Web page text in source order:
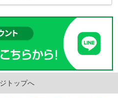
トップへ